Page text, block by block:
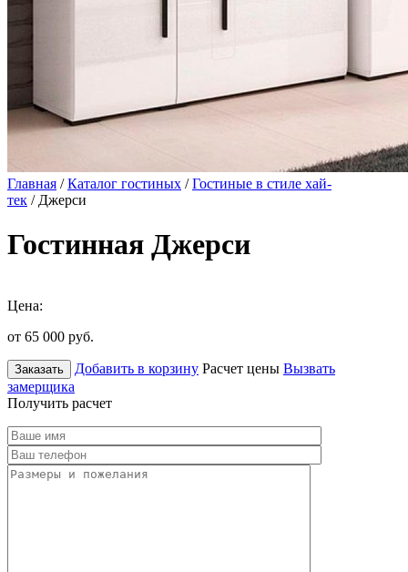
Главная /Каталог гостиных /Гостиные в стиле хай-
тек / Джерси
Гостинная Джерси
Цена:
от 65 000 руб.
Заказать Добавить в корзину Расчет цены Вызвать
замерщика
Получить расчет